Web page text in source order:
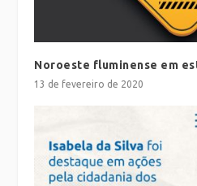
Noroeste fluminense em
13 de fevereiro de 2020